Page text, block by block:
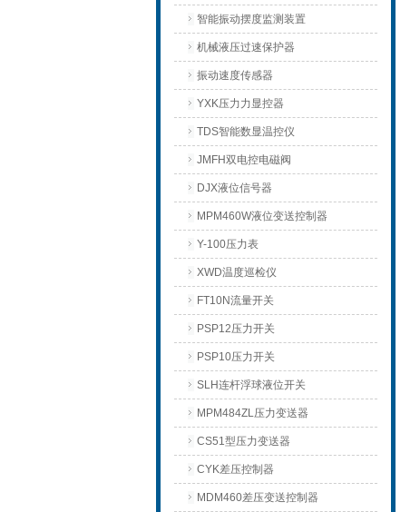
智能振动摆度监测装置
机械液压过速保护器
振动速度传感器
YXK压力力显控器
TDS智能数显温控仪
JMFH双电控电磁阀
DJX液位信号器
MPM460W液位变送控制器
Y-100压力表
XWD温度巡检仪
FT10N流量开关
PSP12压力开关
PSP10压力开关
SLH连杆浮球液位开关
MPM484ZL压力变送器
CS51型压力变送器
CYK差压控制器
MDM460差压变送控制器